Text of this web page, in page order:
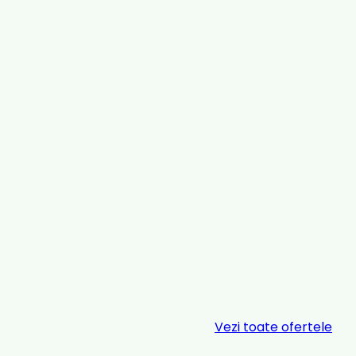
Vezi toate ofertele